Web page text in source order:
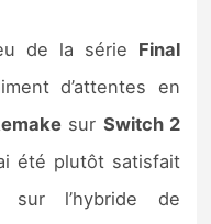
de la série Final
d’attentes en
sur Switch 2
été plutôt satisfait
sur l’hybride de